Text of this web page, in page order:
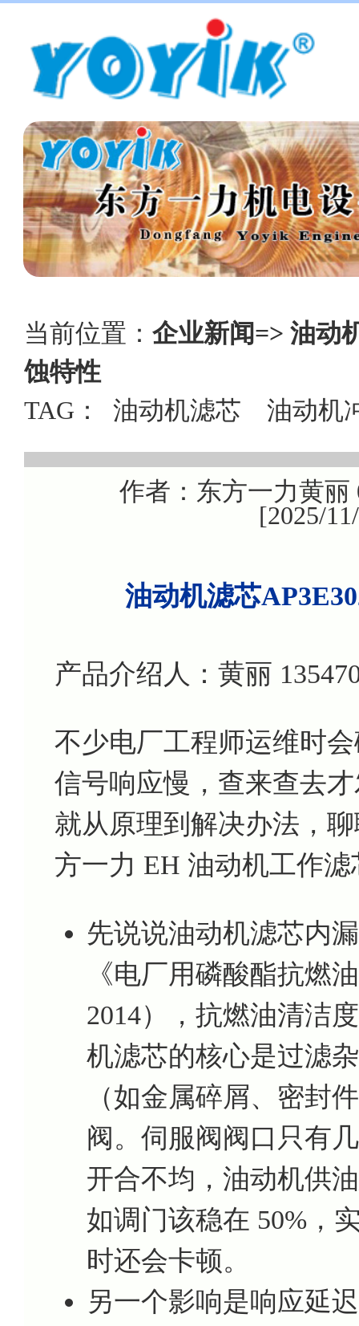
当前位置： 企业新闻=> 油动
蚀特性
TAG： 油动机滤芯 油动机
作者：东方一力黄丽
[2025/
油动机滤芯
产品介绍人：黄丽
不少电厂工程师运维时
信号响应慢，查来查去
就从原理到解决办法，
方一力 EH 油动机工作滤
先说说油动机滤芯内
《电厂用磷酸酯抗燃
2014），抗燃油清洁
机滤芯的核心是过滤
（如金属碎屑、密封
阀。伺服阀阀口只有
开合不均，油动机供
如调门该稳在 50%，
时还会卡顿。
另一个影响是响应延